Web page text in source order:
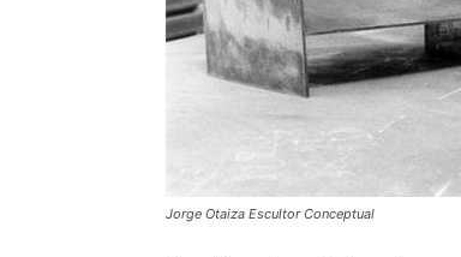
Jorge Otaiza Escultor Conceptual